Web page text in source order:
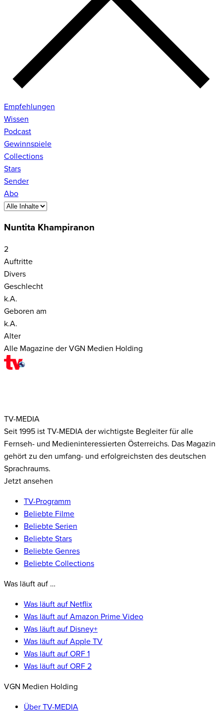
Empfehlungen
Wissen
Podcast
Gewinnspiele
Collections
Stars
Sender
Abo
Nuntita Khampiranon
2
Auftritte
Divers
Geschlecht
k.A.
Geboren am
k.A.
Alter
Alle Magazine der VGN Medien Holding
TV-MEDIA
Seit 1995 ist TV-MEDIA der wichtigste Begleiter für alle
Fernseh- und Medieninteressierten Österreichs. Das Magazin
gehört zu den umfang- und erfolgreichsten des deutschen
Sprachraums.
Jetzt ansehen
TV-Programm
Beliebte Filme
Beliebte Serien
Beliebte Stars
Beliebte Genres
Beliebte Collections
Was läuft auf …
Was läuft auf Netflix
Was läuft auf Amazon Prime Video
Was läuft auf Disney+
Was läuft auf Apple TV
Was läuft auf ORF 1
Was läuft auf ORF 2
VGN Medien Holding
Über TV-MEDIA